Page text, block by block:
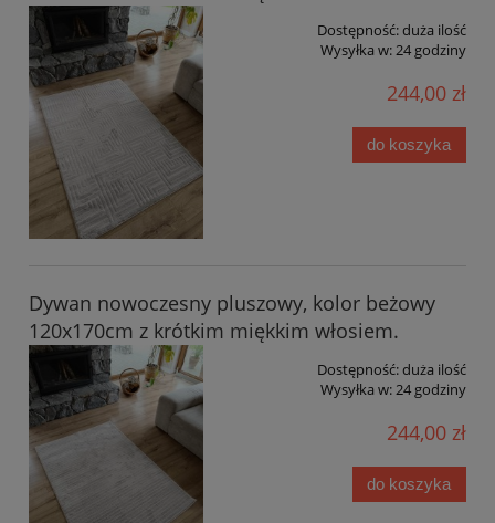
Dostępność:duża ilość
Wysyłka w: 24 godziny
244,00 zł
do koszyka
Dywan nowoczesny pluszowy, kolor beżowy
120x170cm z krótkim miękkim włosiem.
Dostępność:duża ilość
Wysyłka w:24 godziny
244,00 zł
do koszyka